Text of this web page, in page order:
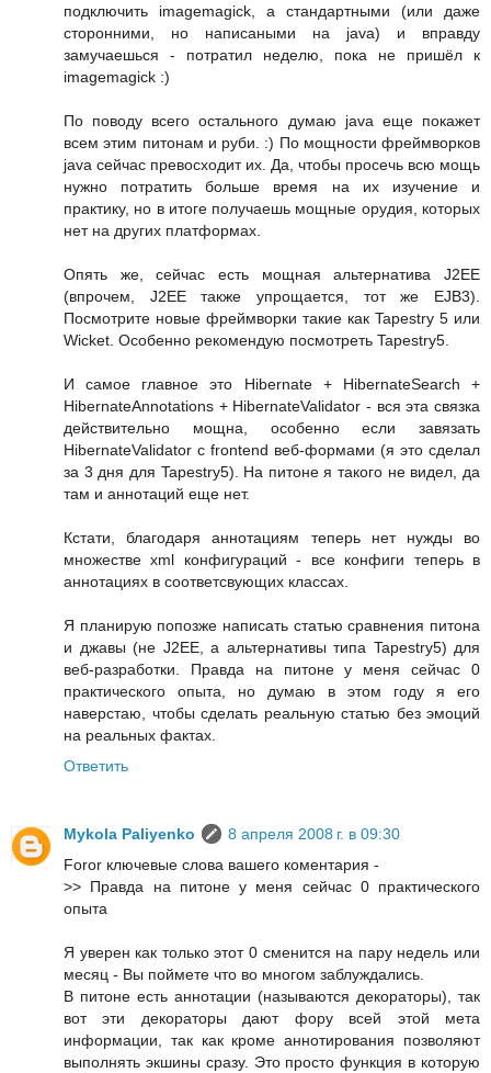
подключить imagemagick, а стандартными (или даже
сторонними, но написаными на java) и вправду
замучаешься - потратил неделю, пока не пришёл к
imagemagick :)
По поводу всего остального думаю java еще покажет
всем этим питонам и руби. :) По мощности фреймворков
java сейчас превосходит их. Да, чтобы просечь всю мощь
нужно потратить больше время на их изучение и
практику, но в итоге получаешь мощные орудия, которых
нет на других платформах.
Опять же, сейчас есть мощная альтернатива J2EE
(впрочем, J2EE также упрощается, тот же EJB3).
Посмотрите новые фреймворки такие как Tapestry 5 или
Wicket. Особенно рекомендую посмотреть Tapestry5.
И самое главное это Hibernate + HibernateSearch +
HibernateAnnotations + HibernateValidator - вся эта связка
действительно мощна, особенно если завязать
HibernateValidator с frontend веб-формами (я это сделал
за 3 дня для Tapestry5). На питоне я такого не видел, да
там и аннотаций еще нет.
Кстати, благодаря аннотациям теперь нет нужды во
множестве xml конфигураций - все конфиги теперь в
аннотациях в соответсвующих классах.
Я планирую попозже написать статью сравнения питона
и джавы (не J2EE, а альтернативы типа Tapestry5) для
веб-разработки. Правда на питоне у меня сейчас 0
практического опыта, но думаю в этом году я его
наверстаю, чтобы сделать реальную статью без эмоций
на реальных фактах.
Ответить
Mykola Paliyenko
8 апреля 2008 г. в 09:30
Foror ключевые слова вашего коментария -
>> Правда на питоне у меня сейчас 0 практического
опыта
Я уверен как только этот 0 сменится на пару недель или
месяц - Вы поймете что во многом заблуждались.
В питоне есть аннотации (называются декораторы), так
вот эти декораторы дают фору всей этой мета
информации, так как кроме аннотирования позволяют
выполнять экшины сразу. Это просто функция в которую